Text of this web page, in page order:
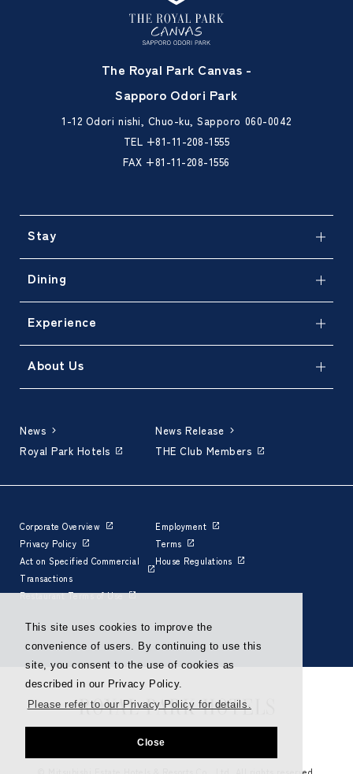
This site uses cookies to improve the
convenience of users. By continuing to use this
site, you consent to the use of cookies as
described in our Privacy Policy.
Please refer to our Privacy Policy for details.
Close
The Royal Park Canvas -
Sapporo Odori Park
1-12 Odori nishi, Chuo-ku, Sapporo 060-0042
TEL +81-11-208-1555
FAX +81-11-208-1556
Stay
Dining
Experience
About Us
News
News Release
Royal Park Hotels
THE Club Members
Corporate Overview
Employment
Privacy Policy
Terms
Act on Specified Commercial
Transactions
House Regulations
Restaurant Terms of Use
© Mitsubishi Estate Hotels & Resorts Co., Ltd. All rights reserved.